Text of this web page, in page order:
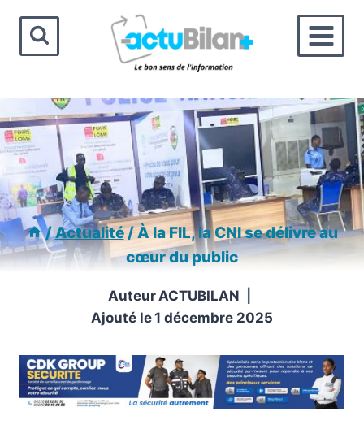
contenu
/Actualité/À la FIL, la CNI se délivre au
cœur du public
Auteur ACTUBILAN
Ajouté le1 décembre 2025